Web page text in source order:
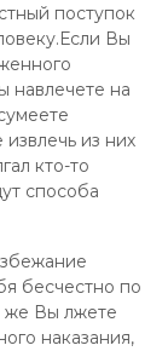
поступок
Вы
навлечете на
из них
кто-то
способа
бесчестно по
же Вы лжете
наказания,